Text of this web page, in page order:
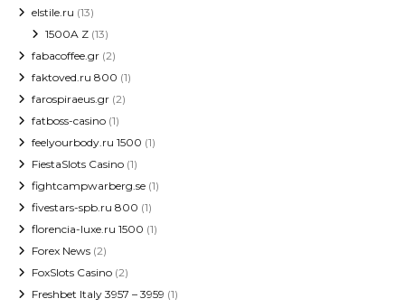
elstile.ru (13)
1500A Z (13)
fabacoffee.gr (2)
faktoved.ru 800 (1)
farospiraeus.gr (2)
fatboss-casino (1)
feelyourbody.ru 1500 (1)
FiestaSlots Casino (1)
fightcampwarberg.se (1)
fivestars-spb.ru 800 (1)
florencia-luxe.ru 1500 (1)
Forex News (2)
FoxSlots Casino (2)
Freshbet Italy 3957 – 3959 (1)